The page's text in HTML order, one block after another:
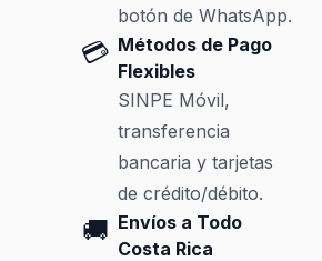
botón de WhatsApp.
💳 Métodos de Pago
Flexibles
SINPE Móvil,
transferencia
bancaria y tarjetas
de crédito/débito.
🚚 Envíos a Todo
Costa Rica